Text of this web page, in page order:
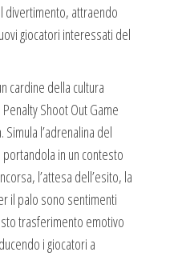
divertimento, attraendo
giocatori interessati del
cardine della cultura
Shoot Out Game
Simula l’adrenalina del
in un contesto
l’attesa dell’esito, la
il palo sono sentimenti
trasferimento emotivo
i giocatori a